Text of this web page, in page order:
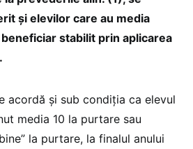
și elevilor care au media
stabilit prin aplicarea
acordă și sub condiția ca elevul
media 10 la purtare sau
la purtare, la finalul anului